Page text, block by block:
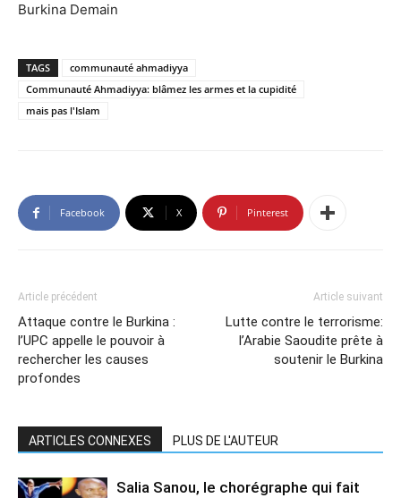
Burkina Demain
TAGS
communauté ahmadiyya
Communauté Ahmadiyya: blâmez les armes et la cupidité
mais pas l'Islam
Facebook X Pinterest
Article précédent
Attaque contre le Burkina :
l’UPC appelle le pouvoir à
rechercher les causes
profondes
Article suivant
Lutte contre le terrorisme:
l’Arabie Saoudite prête à
soutenir le Burkina
ARTICLES CONNEXES PLUS DE L'AUTEUR
Salia Sanou, le chorégraphe qui fait